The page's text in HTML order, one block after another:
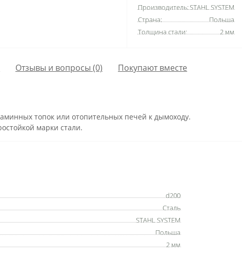
Производитель:STAHL SYSTEM
Страна:
Польша
Толщина стали:
2 мм
Отзывы и вопросы (0) Покупают вместе
топок или отопительных печей к дымоходу.
марки стали.
d200
Сталь
STAHL SYSTEM
Польша
2 мм